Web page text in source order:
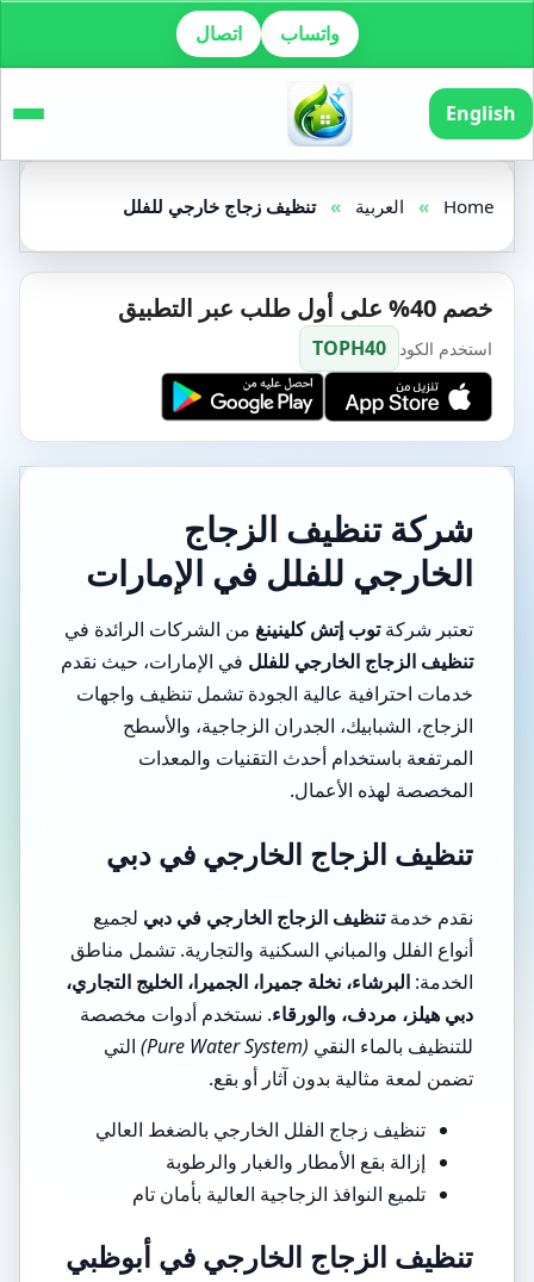
واتساب اتصال
English
Home
» العربية » تنظيف زجاج خارجي للفلل
خصم 40% على أول طلب عبر التطبيق
استخدم الكود TOPH40
شركة تنظيف الزجاج
الخارجي للفلل في الإمارات
تعتبر شركةتوب إتش كلينينغ من الشركات الرائدة في
تنظيف الزجاج الخارجي للفلل في الإمارات، حيث نقدم
خدمات احترافية عالية الجودة تشمل تنظيف واجهات
الزجاج، الشبابيك، الجدران الزجاجية، والأسطح
المرتفعة باستخدام أحدث التقنيات والمعدات
المخصصة لهذه الأعمال.
تنظيف الزجاج الخارجي في دبي
نقدم خدمةتنظيف الزجاج الخارجي في دبي لجميع
أنواع الفلل والمباني السكنية والتجارية. تشمل مناطق
الخدمة: البرشاء، نخلة جميرا، الجميرا، الخليج التجاري،
دبي هيلز، مردف، والورقاء. نستخدم أدوات مخصصة
للتنظيف بالماء النقي (Pure Water System)
التي
تضمن لمعة مثالية بدون آثار أو بقع.
تنظيف زجاج الفلل الخارجي بالضغط العالي
إزالة بقع الأمطار والغبار والرطوبة
تلميع النوافذ الزجاجية العالية بأمان تام
تنظيف الزجاج الخارجي في أبوظبي